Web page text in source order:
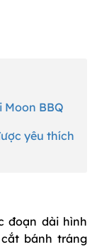
Moon BBQ
yêu thích
đoạn dài hình
bánh tráng